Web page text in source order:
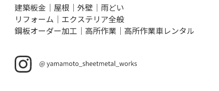
建築板金｜屋根｜外壁｜雨どい
リフォーム｜エクステリア全般
鋼板オーダー加工｜高所作業｜高所作業車レンタル